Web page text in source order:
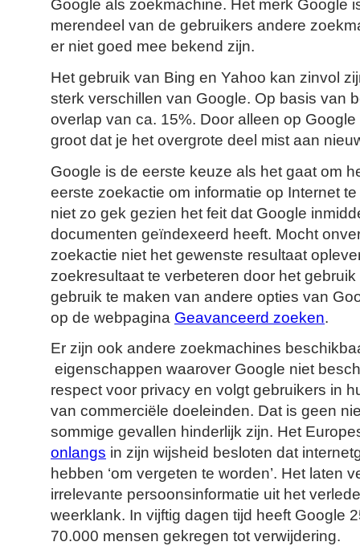
Google als zoekmachine. Het merk Google
merendeel van de gebruikers andere
er niet goed mee bekend zijn.
Het gebruik van Bing en Yahoo kan zinvol
sterk verschillen van Google. Op basis van
overlap van ca. 15%. Door alleen op
groot dat je het overgrote deel mist aan
Google is de eerste keuze als het gaat om
eerste zoekactie om informatie op Internet
niet zo gek gezien het feit dat Google
documenten geïndexeerd heeft. Mocht
zoekactie niet het gewenste resultaat
zoekresultaat te verbeteren door het
gebruik te maken van andere opties van
op de webpagina Geavanceerd zoeken.
Er zijn ook andere zoekmachines
eigenschappen waarover Google niet
respect voor privacy en volgt gebruikers in
van commerciële doeleinden. Dat is geen
sommige gevallen hinderlijk zijn. Het
onlangs in zijn wijsheid besloten dat
hebben ‘om vergeten te worden’. Het laten
irrelevante persoonsinformatie uit het
weerklank. In vijftig dagen tijd heeft Google
70.000 mensen gekregen tot verwijdering.